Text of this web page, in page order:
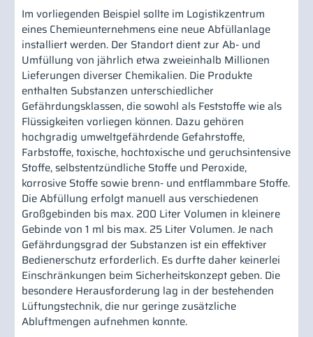
Im vorliegenden Beispiel sollte im Logistikzentrum
eines Chemieunternehmens eine neue Abfüllanlage
installiert werden. Der Standort dient zur Ab- und
Umfüllung von jährlich etwa zweieinhalb Millionen
Lieferungen diverser Chemikalien. Die Produkte
enthalten Substanzen unterschiedlicher
Gefährdungsklassen, die sowohl als Feststoffe wie als
Flüssigkeiten vorliegen können. Dazu gehören
hochgradig umweltgefährdende Gefahrstoffe,
Farbstoffe, toxische, hochtoxische und geruchsintensive
Stoffe, selbstentzündliche Stoffe und Peroxide,
korrosive Stoffe sowie brenn- und entflammbare Stoffe.
Die Abfüllung erfolgt manuell aus verschiedenen
Großgebinden bis max. 200 Liter Volumen in kleinere
Gebinde von 1 ml bis max. 25 Liter Volumen. Je nach
Gefährdungsgrad der Substanzen ist ein effektiver
Bedienerschutz erforderlich. Es durfte daher keinerlei
Einschränkungen beim Sicherheitskonzept geben. Die
besondere Herausforderung lag in der bestehenden
Lüftungstechnik, die nur geringe zusätzliche
Abluftmengen aufnehmen konnte.